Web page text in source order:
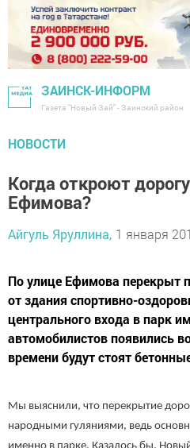
ЗАИНСК-ИНФОРМ
Газета "Новый Зай" - Заинский район
НОВОСТИ
Когда откроют
Ефимова?
Айгуль Яруллина, 1 января
По улице Ефимова перекрыт
от здания спортивно-
центрального входа в парк
автомобилистов появились
времени будут стоят
Мы выяснили, что перекрытие
народными гуляниями, ведь